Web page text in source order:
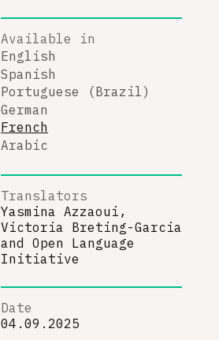
Available in
English
Spanish
Portuguese (Brazil)
German
French
Arabic
Translators
Yasmina Azzaoui,
Victoria Breting-Garcia
and Open Language
Initiative
Date
04.09.2025